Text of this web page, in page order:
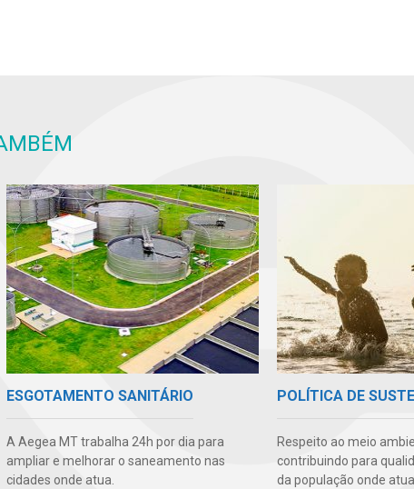
ESGOTAMENTO SANITÁRIO
A Aegea MT trabalha 24h por dia para
ampliar e melhorar o saneamento nas
cidades onde atua.
POLÍTICA DE
Respeito ao meio
contribuindo para
da população onde